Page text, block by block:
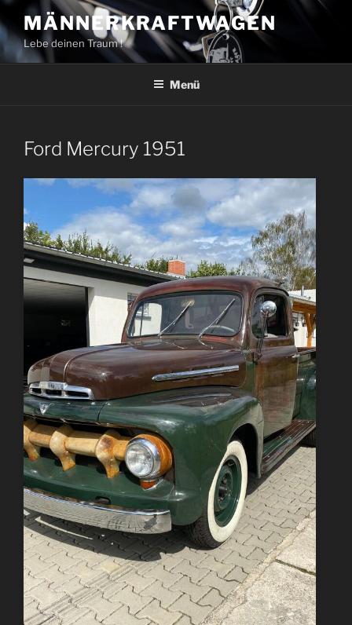
Zum
Inhalt
springen
MÄNNERKRAFTWAGEN
Lebe deinen Traum !
Menü
Ford Mercury 1951